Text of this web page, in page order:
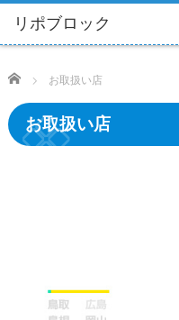
Home お取扱い店
お取扱い店